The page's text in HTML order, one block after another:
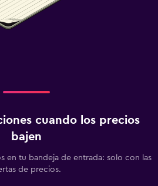
cuando los precios
bajen
en tu bandeja de entrada: solo con las
de precios.